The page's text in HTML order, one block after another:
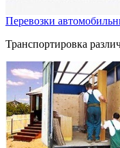
Перевозки
Транспортировка